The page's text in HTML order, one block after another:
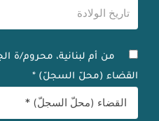
من أم لبنانية، محروم/ة
القضاء (محلّ السجلّ) *